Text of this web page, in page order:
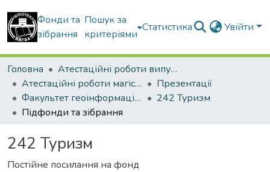
Фонди та
зібрання
Пошук за
критеріями
Статистика Увійти
Головна
Атестаційні роботи випускників
Атестаційні роботи магістрів
Презентації
Факультет геоінформаційних систем та управління територіями
242 Туризм
Підфонди та зібрання
242 Туризм
Постійне посилання на фонд